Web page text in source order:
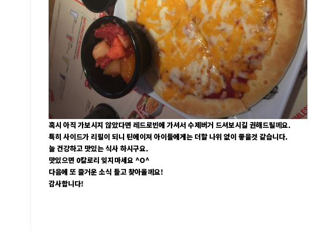
혹시 아직 가보시지 않았다면 레드로빈에 가셔서 수제버거 드셔보시길 권해드릴께요.
특히 사이드가 리필이 되니 틴에이져 아이들에게는 더할 나위 없이 좋을것 같습니다.
늘 건강하고 맛있는 식사 하시구요.
맛있으면 0칼로리 잊지마세요 ^O^
다음에 또 즐거운 소식 들고 찾아올께요!
감사합니다!